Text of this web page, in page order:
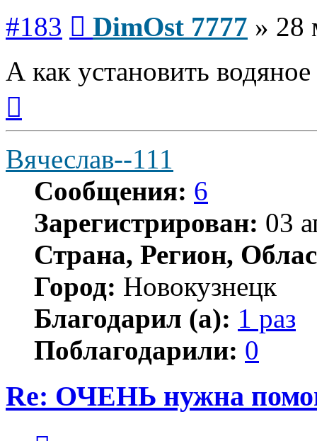
#183 DimOst 7777 » 28
А как установить
началу
Вячеслав--111
Сообщения: 6
Зарегистрирован: 03
Страна, Регион,
Город: Новокузнецк
Благодарил (а): 1 раз
Поблагодарили: 0
Re: ОЧЕНЬ нужна